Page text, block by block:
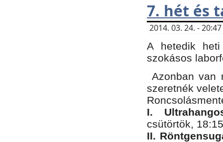
7. hét és
2014. 03. 24. -
A hetedik
szokásos
Azonban van
szeretnék
I.
csütörtök,
II.